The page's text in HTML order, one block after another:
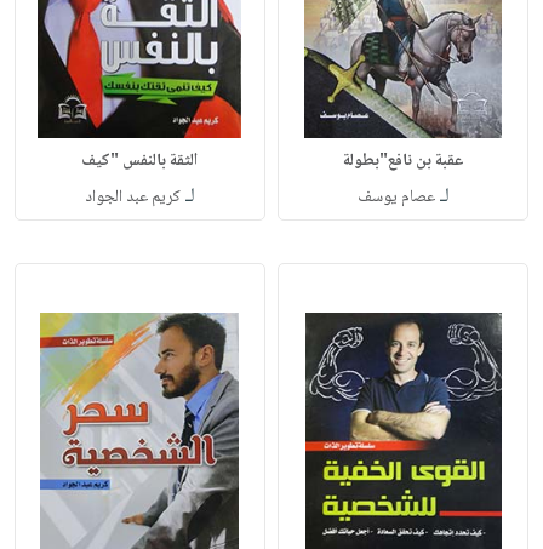
عقبة بن نافع"بطولة
لـعصام يوسف
الثقة بالنفس "كيف
لـكريم عبد الجواد